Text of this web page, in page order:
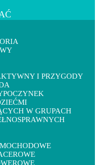
I PRZYGODY
W GRUPACH